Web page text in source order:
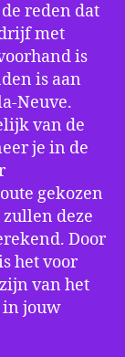
reden dat
met
is
is aan
Neuve.
van de
je in de
gekozen
deze
Door
het voor
van het
in jouw